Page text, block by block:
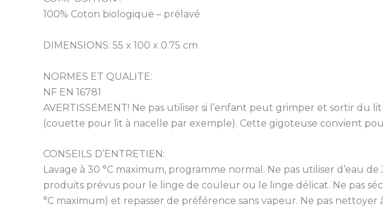
100% Coton biologique – prélavé
DIMENSIONS: 55 x 100 x 0.75 cm
NORMES ET QUALITE:
NF EN 16781
AVERTISSEMENT! Ne pas utiliser si l’enfant peut grimper et sortir du
(couette pour lit à nacelle par exemple). Cette gigoteuse convient
CONSEILS D’ENTRETIEN:
Lavage à 30 °C maximum, programme normal. Ne pas utiliser d’eau
produits prévus pour le linge de couleur ou le linge délicat. Ne pas
°C maximum) et repasser de préférence sans vapeur. Ne pas nettoyer